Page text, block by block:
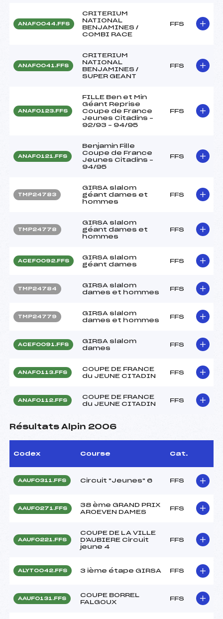
ANAF0044.FFS
CRITERIUM
NATIONAL
BENJAMINES /
COMBI RACE
FFS
ANAF0041.FFS
CRITERIUM
NATIONAL
BENJAMINES /
SUPER GEANT
FFS
ANAF0123.FFS
FILLE Ben et Min
Géant Reprise
Coupe de France
Jeunes Citadins –
92/93 – 94/95
FFS
ANAF0121.FFS
Benjamin Fille
Coupe de France
Jeunes Citadins –
94/95
FFS
TMP24783
GIRSA slalom
géant dames et
hommes
FFS
TMP24778
GIRSA slalom
géant dames et
hommes
FFS
ACEF0092.FFS
GIRSA slalom
géant dames
FFS
TMP24784
GIRSA slalom
dames et hommes
FFS
TMP24779
GIRSA slalom
dames et hommes
FFS
ACEF0091.FFS
GIRSA slalom
dames
FFS
ANAF0113.FFS
COUPE DE FRANCE
du JEUNE CITADIN
FFS
ANAF0112.FFS
COUPE DE FRANCE
du JEUNE CITADIN
FFS
Résultats Alpin 2006
Codex Course Cat.
AAUF0311.FFS Circuit "Jeunes" 6 FFS
AAUF0271.FFS
38 ème GRAND PRIX
AROEVEN DAMES
FFS
AAUF0221.FFS
COUPE DE LA VILLE
D'AUBIERE Circuit
jeune 4
FFS
ALYT0042.FFS 3 ième étape GIRSA FFS
AAUF0131.FFS
COUPE BORREL
FALGOUX
FFS